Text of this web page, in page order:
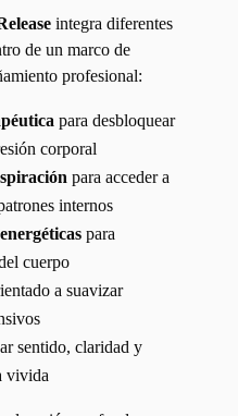
integra diferentes
de un marco de
profesional:
para desbloquear
corporal
para acceder a
internos
para
cuerpo
a suavizar
sentido, claridad y
vivida